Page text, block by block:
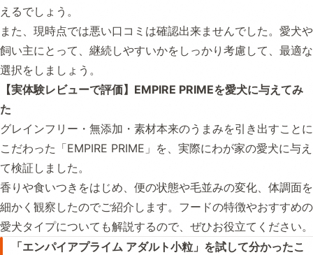
えるでしょう。
また、現時点では悪い口コミは確認出来ませんでした。愛犬や
飼い主にとって、継続しやすいかをしっかり考慮して、最適な
選択をしましょう。
【実体験レビューで評価】EMPIRE PRIMEを愛犬に与えてみ
た
グレインフリー・無添加・素材本来のうまみを引き出すことに
こだわった「EMPIRE PRIME」を、実際にわが家の愛犬に与え
て検証しました。
香りや食いつきをはじめ、便の状態や毛並みの変化、体調面を
細かく観察したのでご紹介します。フードの特徴やおすすめの
愛犬タイプについても解説するので、ぜひお役立てください。
「エンパイアプライム アダルト小粒」を試して分かったこ